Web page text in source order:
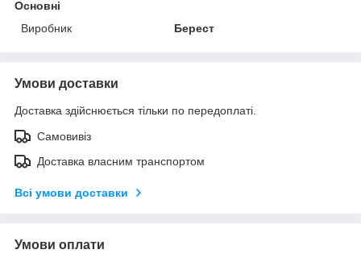
Основні
Виробник
Берест
Умови доставки
Доставка здійснюється тільки по передоплаті.
Самовивіз
Доставка власним транспортом
Всі умови доставки
Умови оплати